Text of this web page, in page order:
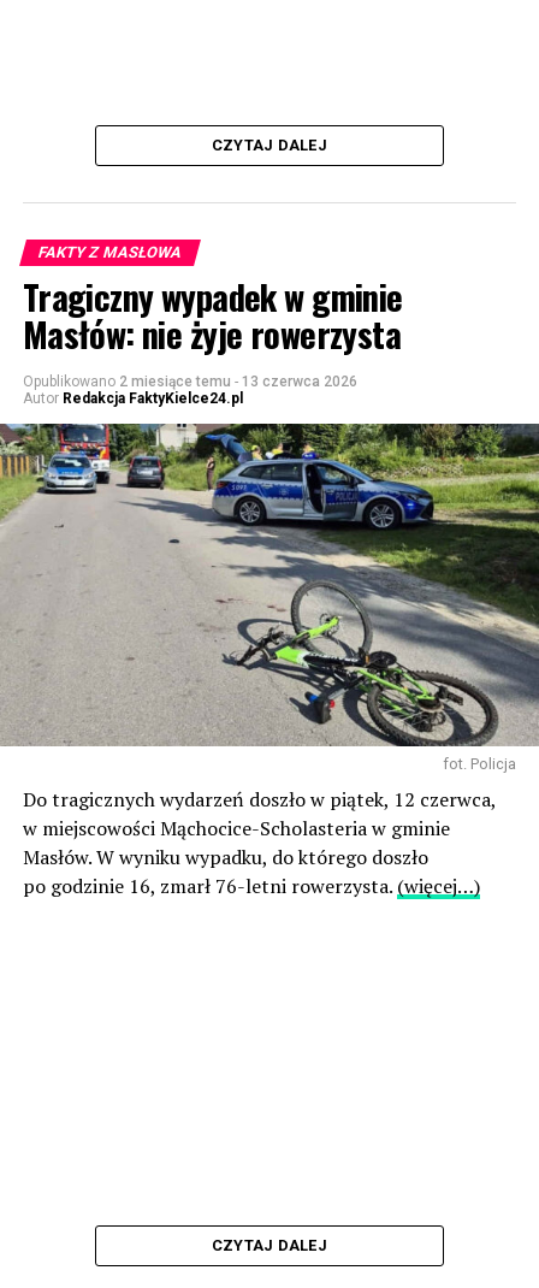
CZYTAJ DALEJ
FAKTY Z MASŁOWA
Tragiczny wypadek w gminie
Masłów: nie żyje rowerzysta
Opublikowano 2 miesiące temu - 13 czerwca 2026
Autor Redakcja FaktyKielce24.pl
fot. Policja
Do tragicznych wydarzeń doszło w piątek, 12 czerwca,
w miejscowości Mąchocice-Scholasteria w gminie
Masłów. W wyniku wypadku, do którego doszło
po godzinie 16, zmarł 76-letni rowerzysta. (więcej…)
CZYTAJ DALEJ